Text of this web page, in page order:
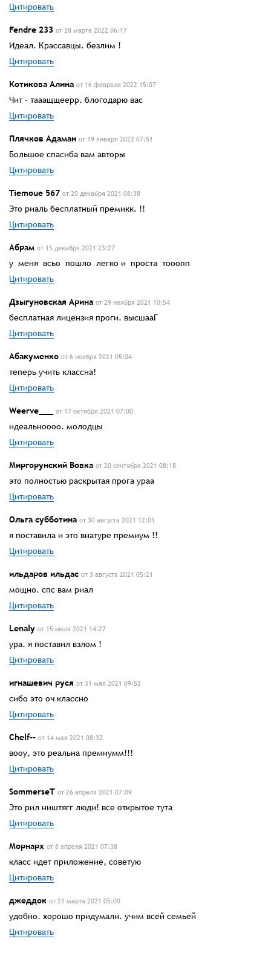
Цитировать
Fendre 233 от 28 марта 2022 06:17
Идеал. Крассавцы. безлим !
Цитировать
Котикова Алина от 16 февраля 2022 15:07
Чит - тааащщеерр. блогодарю вас
Цитировать
Плячков Адаман от 19 января 2022 07:51
Большое спасиба вам авторы
Цитировать
Tiemoue 567 от 20 декабря 2021 08:38
Это риаль бесплатный премикк. !!
Цитировать
Абрам от 15 декабря 2021 23:27
у меня всьо пошло легко и проста тооопп
Цитировать
Дзыгуновская Арина от 29 ноября 2021 10:54
бесплатная лицензия проги. высшааГ
Цитировать
Абакуменко от 6 ноября 2021 05:04
теперь учить классна!
Цитировать
Weerve___ от 17 октября 2021 07:00
идеальноооо. молодцы
Цитировать
Миргорунский Вовка от 20 сентября 2021 08:18
это полностью раскрытая прога ураа
Цитировать
Ольга субботина от 30 августа 2021 12:01
я поставила и это внатуре премиум !!
Цитировать
ильдаров ильдас от 3 августа 2021 05:21
мощно. спс вам риал
Цитировать
Lenalу от 15 июля 2021 14:27
ура. я поставил взлом !
Цитировать
игнашевич руся от 31 мая 2021 09:52
сибо это оч классно
Цитировать
Chelf-- от 14 мая 2021 08:32
вооу, это реальна премиумм!!!
Цитировать
SommerseT от 26 апреля 2021 07:09
Это рил ништягг люди! все открытое тута
Цитировать
Морнарх от 8 апреля 2021 07:38
класс идет приложение, советую
Цитировать
джеддок от 21 марта 2021 05:00
удобно. хорошо придумали. учим всей семьей
Цитировать